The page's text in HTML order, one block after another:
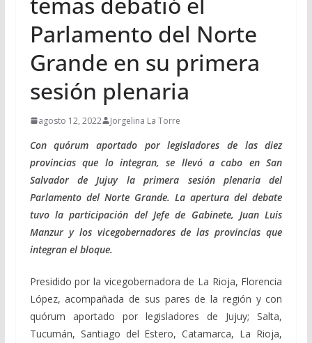
Parlamento del Norte
Grande en su primera
sesión plenaria
agosto 12, 2022 Jorgelina La Torre
Con quórum aportado por legisladores de las diez
provincias que lo integran, se llevó a cabo en San
Salvador de Jujuy la primera sesión plenaria del
Parlamento del Norte Grande. La apertura del debate
tuvo la participación del Jefe de Gabinete, Juan Luis
Manzur y los vicegobernadores de las provincias que
integran el bloque.
Presidido por la vicegobernadora de La Rioja, Florencia
López, acompañada de sus pares de la región y con
quórum aportado por legisladores de Jujuy; Salta,
Tucumán, Santiago del Estero, Catamarca, La Rioja,